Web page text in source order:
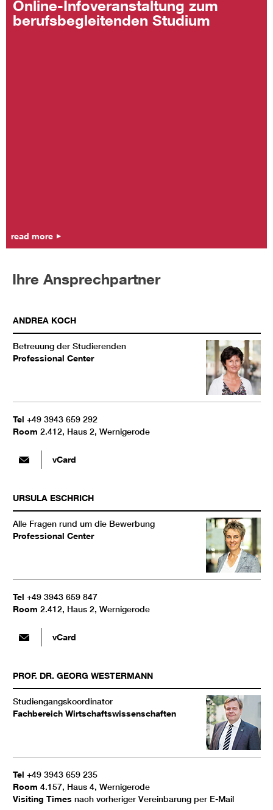
Online-Infoveranstaltung zum
berufsbegleitenden Studium
read more
Ihre Ansprechpartner
ANDREA KOCH
Betreuung der Studierenden
Professional Center
Tel +49 3943 659 292
Room 2.412, Haus 2, Wernigerode
vCard
URSULA ESCHRICH
Alle Fragen rund um die Bewerbung
Professional Center
Tel +49 3943 659 847
Room 2.412, Haus 2, Wernigerode
vCard
PROF. DR. GEORG WESTERMANN
Studiengangskoordinator
Fachbereich Wirtschaftswissenschaften
Tel +49 3943 659 235
Room 4.157, Haus 4, Wernigerode
Visiting Times nach vorheriger Vereinbarung per E-Mail